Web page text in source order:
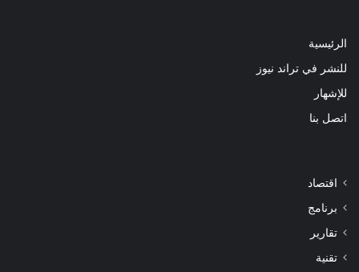
الرئيسية
للنشر في تراند نيوز
للإشهار
اتصل بنا
اقتصاد
برنامج
تقارير
تقنية